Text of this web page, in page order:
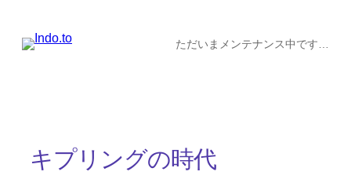
ただいまメンテナンス中です…
キプリングの時代